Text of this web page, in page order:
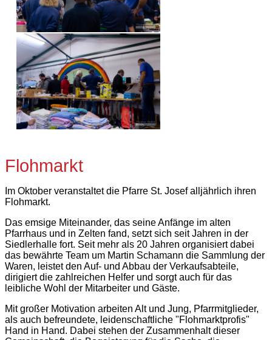
Flohmarkt
Im Oktober veranstaltet die Pfarre St. Josef alljährlich ihren
Flohmarkt.
Das emsige Miteinander, das seine Anfänge im alten
Pfarrhaus und in Zelten fand, setzt sich seit Jahren in der
Siedlerhalle fort. Seit mehr als 20 Jahren organisiert dabei
das bewährte Team um Martin Schamann die Sammlung der
Waren, leistet den Auf- und Abbau der Verkaufsabteile,
dirigiert die zahlreichen Helfer und sorgt auch für das
leibliche Wohl der Mitarbeiter und Gäste.
Mit großer Motivation arbeiten Alt und Jung, Pfarrmitglieder,
als auch befreundete, leidenschaftliche "Flohmarktprofis"
Hand in Hand. Dabei stehen der Zusammenhalt dieser